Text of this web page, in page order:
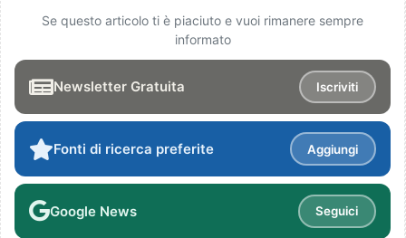
Se questo articolo ti è piaciuto e vuoi rimanere sempre
informato
Newsletter Gratuita Iscriviti
Fonti di ricerca preferite Aggiungi
Google News Seguici